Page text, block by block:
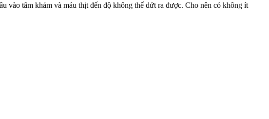
vào tâm khảm và máu thịt đến độ không thể dứt ra được. Cho nên có không ít